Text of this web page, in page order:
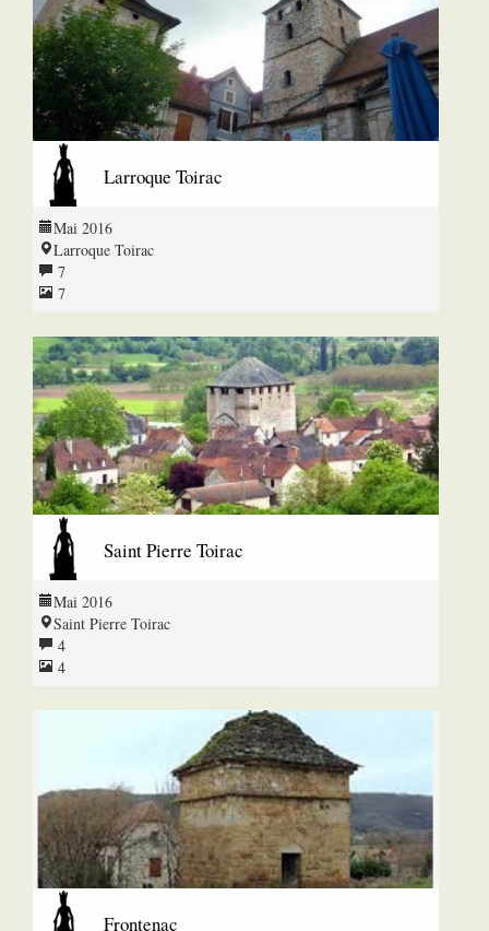
Larroque Toirac
Mai 2016
Larroque Toirac
7
7
Saint Pierre Toirac
Mai 2016
Saint Pierre Toirac
4
4
Frontenac